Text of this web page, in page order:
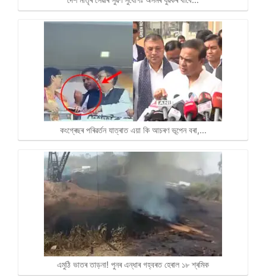
কংগ্ৰেছৰ পৰিৱৰ্তন যাত্ৰাত এয়া কি আচৰণ ভূপেন বৰা,…
এমুঠি ভাতৰ তাড়না! পুনৰ এন্ধাৰ গহ্বৰত হেৰাল ১৮ শ্ৰমিক